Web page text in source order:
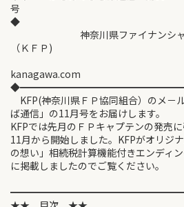
号
◆
神奈川県ファイナンシャル
（ＫＦＰ)
http://
kanagawa.com
KFP(神奈川県ＦＰ協同組合）のメ－
ば通信」の11月号をお届けします。
KFPでは先月のＦＰキャプテンの発売
11月から開始しました。KFPがオリジ
の想い」相続税計算機能付きエンディ
に掲載しましたのでご覧ください。